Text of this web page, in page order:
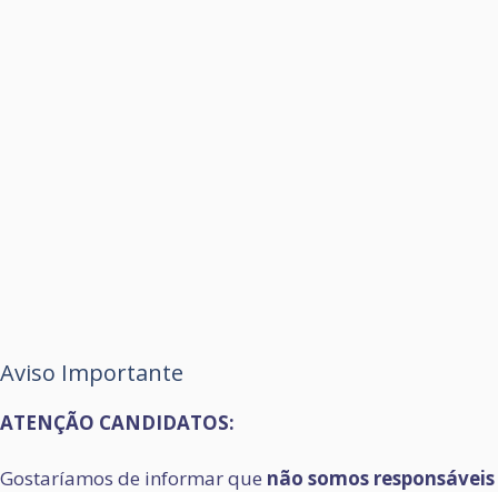
Aviso Importante
ATENÇÃO CANDIDATOS:
Gostaríamos de informar que não somos responsáveis